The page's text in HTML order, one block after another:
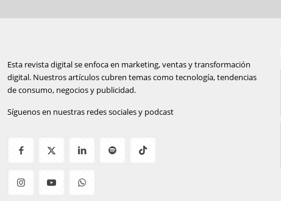
Esta revista digital se enfoca en marketing, ventas y transformación
digital. Nuestros artículos cubren temas como tecnología, tendencias
de consumo, negocios y publicidad.
Síguenos en nuestras redes sociales y podcast